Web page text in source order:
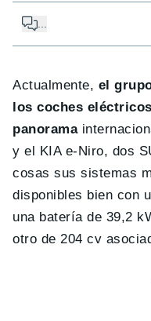
Actualmente, el
los coches
panorama
y el KIA e-Niro, dos
cosas sus sistemas
disponibles bien con
una batería de 39,2
otro de 204 cv